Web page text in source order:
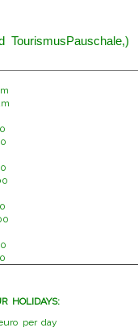
TourismusPauschale,)
HOLIDAYS:
per day